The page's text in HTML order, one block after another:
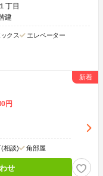
丁目
建
クス エレベーター
円
相談) 角部屋
せ